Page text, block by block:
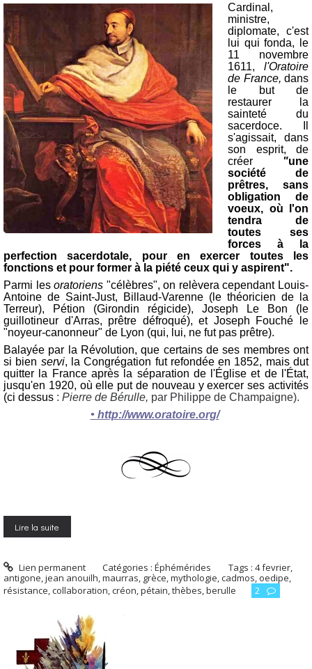
Cardinal,
ministre,
diplomate, c'est
lui qui fonda, le
11 novembre
1611, l'Oratoire
de France, dans
le but de
restaurer la
sainteté du
sacerdoce. Il
s'agissait, dans
son esprit, de
créer
"une
société de
prêtres, sans
obligation de
voeux, où l'on
tendra de
toutes ses
forces à la
perfection sacerdotale, pour en exercer toutes les
fonctions et pour former à la piété ceux qui y aspirent".
Parmi lesoratoriens "célèbres", on relèvera cependant Louis-
Antoine de Saint-Just, Billaud-Varenne (le théoricien de la
Terreur), Pétion (Girondin régicide), Joseph Le Bon (le
guillotineur d'Arras, prêtre défroqué), et Joseph Fouché le
"noyeur-canonneur" de Lyon (qui, lui, ne fut pas prêtre).
Balayée par la Révolution, que certains de ses membres ont
si bien servi, la Congrégation fut refondée en 1852, mais dut
quitter la France après la séparation de l'Église et de l'État,
jusqu'en 1920, où elle put de nouveau y exercer ses activités
(ci dessus : Pierre de Bérulle, par Philippe de Champaigne).
• http://www.oratoire.org/
Lire la suite
Lien permanent Catégories :Éphémérides Tags :4 fevrier,
antigone,jean anouilh,maurras, grèce,mythologie,cadmos, oedipe,
résistance,collaboration,créon,pétain,thèbes,berulle 2